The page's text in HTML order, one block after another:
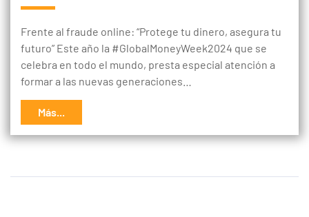
Frente al fraude online: “Protege tu dinero, asegura tu
futuro” Este año la #GlobalMoneyWeek2024 que se
celebra en todo el mundo, presta especial atención a
formar a las nuevas generaciones…
Más...